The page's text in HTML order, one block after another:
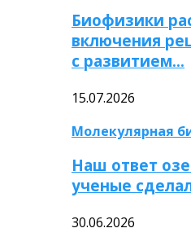
Биофизики
включения
с развитием…
15.07.2026
Молекулярная
Наш ответ
ученые
30.06.2026